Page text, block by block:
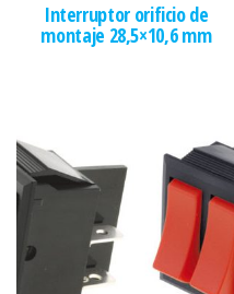
Interruptor orificio de
montaje 28,5×10,6 mm